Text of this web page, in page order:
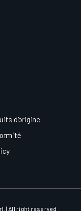
d'origine
| All right reserved